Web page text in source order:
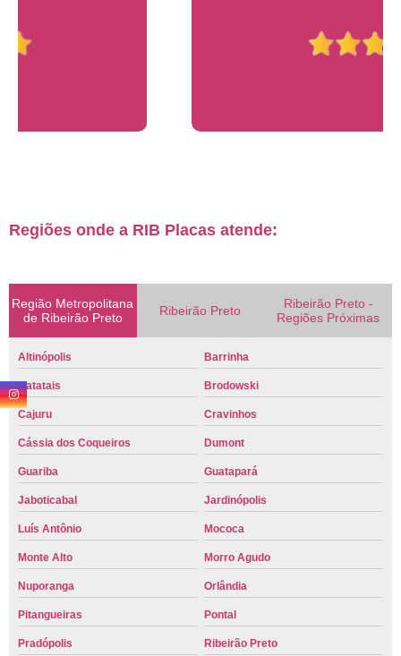
Regiões onde a RIB Placas atende:
Região Metropolitana
de Ribeirão Preto
Ribeirão Preto
Ribeirão Preto -
Regiões Próximas
Altinópolis Barrinha
Batatais Brodowski
Cajuru Cravinhos
Cássia dos Coqueiros Dumont
Guariba Guatapará
Jaboticabal Jardinópolis
Luís Antônio Mococa
Monte Alto Morro Agudo
Nuporanga Orlândia
Pitangueiras Pontal
Pradópolis Ribeirão Preto